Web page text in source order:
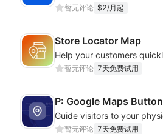
暂无评论 $2/月起
Store Locator Map
暂无评论 7天免费试用
P: Google Maps Button
暂无评论 7天免费试用